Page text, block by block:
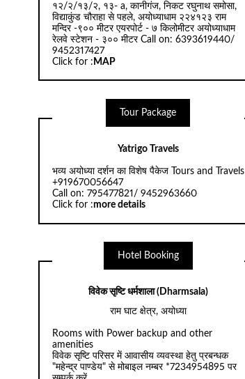
१२/२/१३/२, १३- a, कानीगंज, निकट रघुनाथ समोसा,
विद्याकुंड चौराहा से पहले, अयोध्याधाम २२४१२३ राम
मन्दिर -९०० मीटर एयरपोर्ट - ७ किलोमीटर अयोध्याधाम
रेलवे स्टेशन - ३०० मीटर Call on: 6393619440/
9452317427
Click for : MAP
Tour Package
Yatrigo Travels
भव्य अयोध्या दर्शन का विशेष पैकेज Tours and Travels
+919670056647
Call on: 795477821/ 9452963660
Click for :more details
Hotel Booking
विवेक सृष्टि धर्मशाला (Dharmsala)
राम घाट क्षेत्र, अयोध्या
Rooms with Power backup and other
amenities
विवेक सृष्टि परिसर में आवासीय व्यवस्था हेतु प्रबन्धक
"महेन्द्र पाण्डेय" से मोबाइल नम्बर *7234954895 पर